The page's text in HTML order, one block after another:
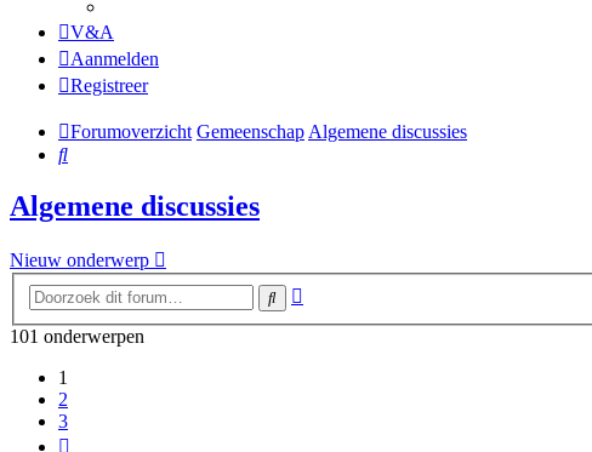
V&A
Aanmelden
Registreer
Forumoverzicht Gemeenschap Algemene discussies
Zoek
Algemene discussies
Nieuw onderwerp
Zoek
101 onderwerpen
1
2
3